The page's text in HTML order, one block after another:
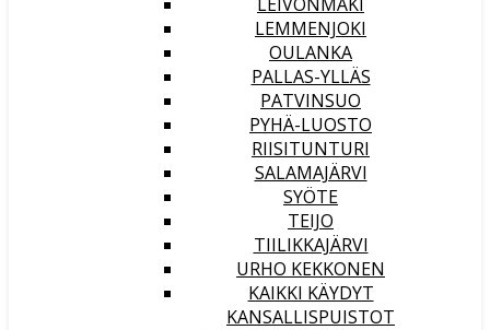
LEMMENJOKI
OULANKA
PALLAS-YLLÄS
PATVINSUO
PYHÄ-LUOSTO
RIISITUNTURI
SALAMAJÄRVI
SYÖTE
TEIJO
TIILIKKAJÄRVI
URHO KEKKONEN
KAIKKI KÄYDYT
KANSALLISPUISTOT